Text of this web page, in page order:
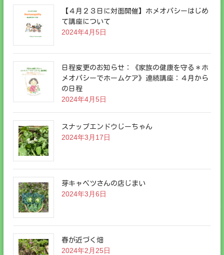
【４月２３日に対面開催】ホメオパシーはじめ
て講座について
2024年4月5日
日程変更のお知らせ：《家族の健康を守る＊ホ
メオパシーでホームケア》連続講座：４月から
の日程
2024年4月5日
スナップエンドウじーちゃん
2024年3月17日
芽キャベツさんの店じまい
2024年3月6日
春が近づく畑
2024年2月25日